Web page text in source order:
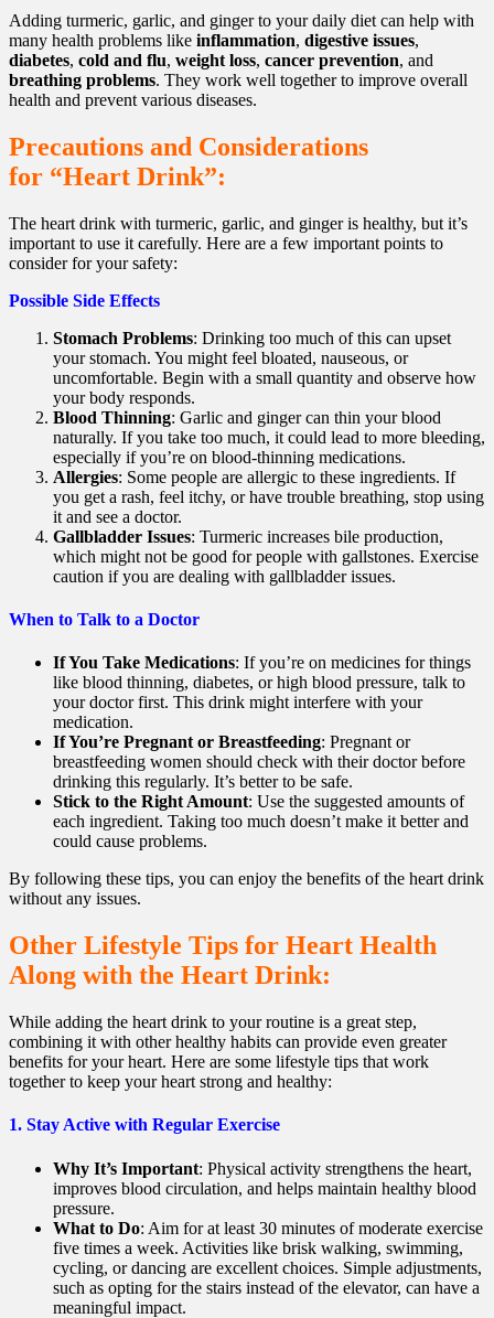
Adding turmeric, garlic, and ginger to your daily diet can help with
many health problems like inflammation, digestive issues,
diabetes, cold and flu, weight loss, cancer prevention, and
breathing problems. They work well together to improve overall
health and prevent various diseases.
Precautions and Considerations
for “Heart Drink”:
The heart drink with turmeric, garlic, and ginger is healthy, but it’s
important to use it carefully. Here are a few important points to
consider for your safety:
Possible Side Effects
Stomach Problems: Drinking too much of this can upset
your stomach. You might feel bloated, nauseous, or
uncomfortable. Begin with a small quantity and observe how
your body responds.
Blood Thinning: Garlic and ginger can thin your blood
naturally. If you take too much, it could lead to more bleeding,
especially if you’re on blood-thinning medications.
Allergies: Some people are allergic to these ingredients. If
you get a rash, feel itchy, or have trouble breathing, stop using
it and see a doctor.
Gallbladder Issues: Turmeric increases bile production,
which might not be good for people with gallstones. Exercise
caution if you are dealing with gallbladder issues.
When to Talk to a Doctor
If You Take Medications: If you’re on medicines for things
like blood thinning, diabetes, or high blood pressure, talk to
your doctor first. This drink might interfere with your
medication.
If You’re Pregnant or Breastfeeding: Pregnant or
breastfeeding women should check with their doctor before
drinking this regularly. It’s better to be safe.
Stick to the Right Amount: Use the suggested amounts of
each ingredient. Taking too much doesn’t make it better and
could cause problems.
By following these tips, you can enjoy the benefits of the heart drink
without any issues.
Other Lifestyle Tips for Heart Health
Along with the Heart Drink:
While adding the heart drink to your routine is a great step,
combining it with other healthy habits can provide even greater
benefits for your heart. Here are some lifestyle tips that work
together to keep your heart strong and healthy:
1. Stay Active with Regular Exercise
Why It’s Important: Physical activity strengthens the heart,
improves blood circulation, and helps maintain healthy blood
pressure.
What to Do: Aim for at least 30 minutes of moderate exercise
five times a week. Activities like brisk walking, swimming,
cycling, or dancing are excellent choices. Simple adjustments,
such as opting for the stairs instead of the elevator, can have a
meaningful impact.